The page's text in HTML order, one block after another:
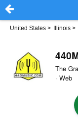
United States > Illinois >
The
· Web